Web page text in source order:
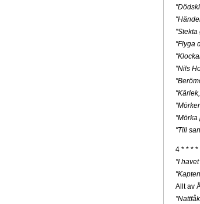
"Stekta
"Flyga
"Nils
"Mörka
"Till
4 * * * *
"I
Allt av